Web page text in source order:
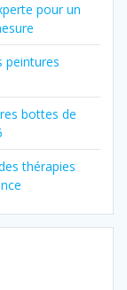
pour un
peintures
bottes de
thérapies